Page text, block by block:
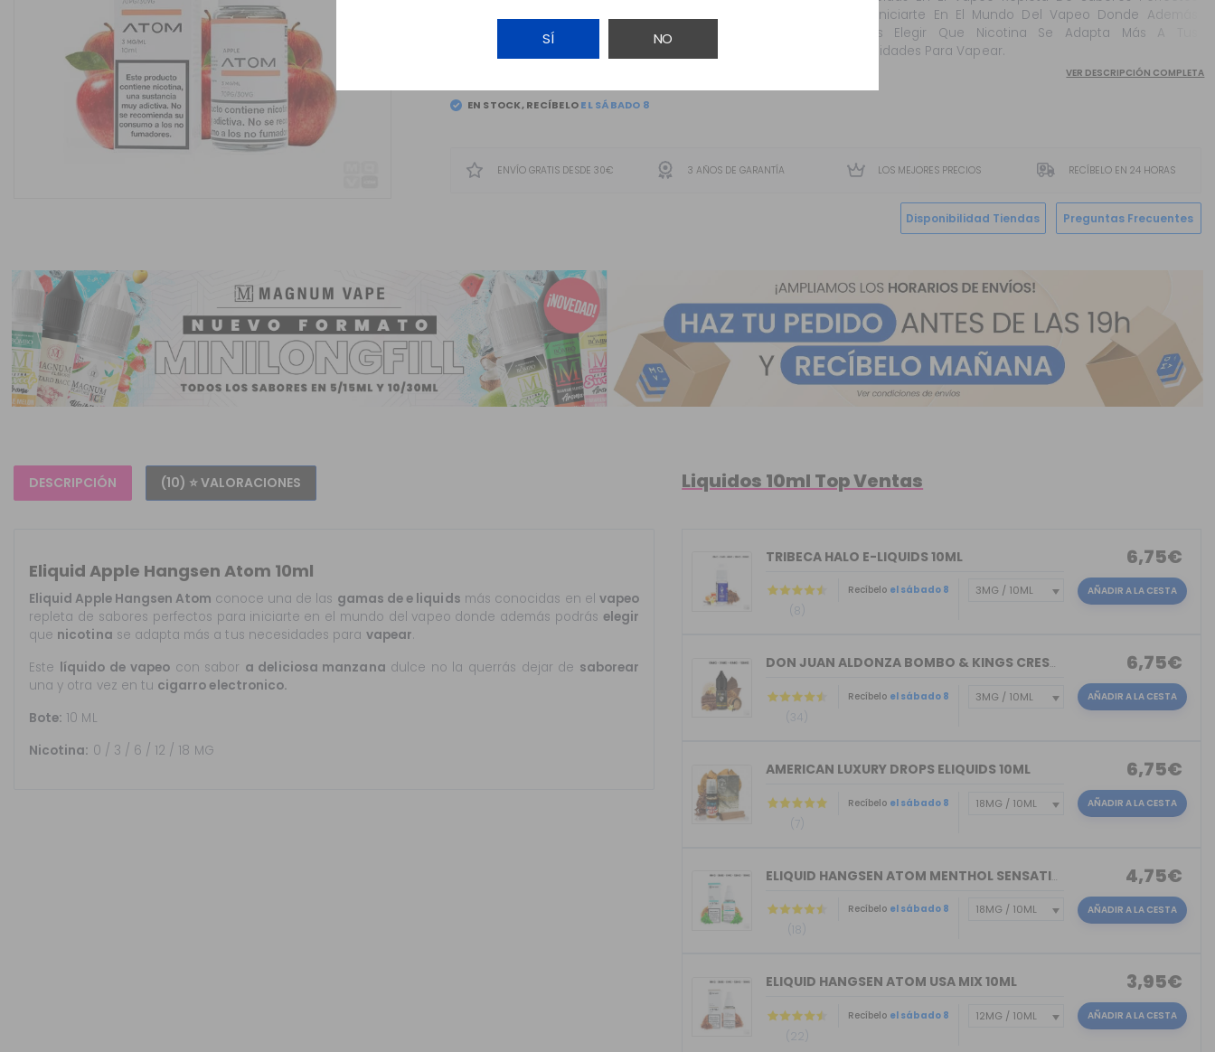
SÍ NO
EN STOCK, RECÍBELO
Para Iniciarte En El Mundo Del Vapeo Donde Además
Podrás Elegir Que Nicotina Se Adapta Más A Tus
Necesidades Para Vapear.
VER DESCRIPCIÓN COMPLETA
ENVÍO GRATIS DESDE 30€ 3 AÑOS DE GARANTÍA LOS MEJORES PRECIOS RECÍBELO EN 24 HORAS
Disponibilidad Tiendas Preguntas Frecuentes
DESCRIPCIÓN (10) ⭐ VALORACIONES
Eliquid Apple Hangsen Atom 10ml
Eliquid Apple Hangsen Atom conoce una de las gamas de e liquids más conocidas en el vapeo
repleta de sabores perfectos para iniciarte en el mundo del vapeo donde además podrás elegir
que nicotina se adapta más a tus necesidades para vapear.
Este líquido de vapeo con sabor a deliciosa manzana dulce no la querrás dejar de saborear
una y otra vez en tu cigarro electronico.
Bote: 10 ML
Nicotina: 0 / 3 / 6 / 12 / 18 MG
Liquidos 10ml Top Ventas
TRIBECA HALO E-LIQUIDS 10ML
(8)
Recíbelo el sábado 8
6,75€
AÑADIR A LA CESTA
DON JUAN ALDONZA BOMBO & KINGS CREST ...
(34)
Recíbelo el sábado 8
6,75€
AÑADIR A LA CESTA
AMERICAN LUXURY DROPS ELIQUIDS 10ML
(7)
Recíbelo el sábado 8
6,75€
AÑADIR A LA CESTA
ELIQUID HANGSEN ATOM MENTHOL SENSATIO...
(18)
Recíbelo el sábado 8
4,75€
AÑADIR A LA CESTA
ELIQUID HANGSEN ATOM USA MIX 10ML
(22)
Recíbelo el sábado 8
3,95€
AÑADIR A LA CESTA